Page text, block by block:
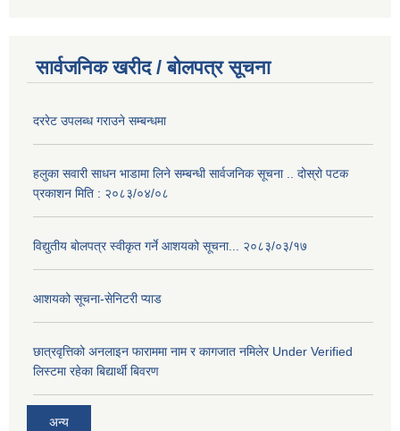
सार्वजनिक खरीद / बोलपत्र सूचना
दररेट उपलब्ध गराउने सम्बन्धमा
हलुका सवारी साधन भाडामा लिने सम्बन्धी सार्वजनिक सूचना .. दोस्रो पटक
प्रकाशन मिति : २०८३/०४/०८
विद्युतीय बोलपत्र स्वीकृत गर्ने आशयको सूचना... २०८३/०३/१७
आशयको सूचना-सेनिटरी प्याड
छात्रवृत्तिको अनलाइन फाराममा नाम र कागजात नमिलेर Under Verified
लिस्टमा रहेका बिद्यार्थी बिवरण
अन्य